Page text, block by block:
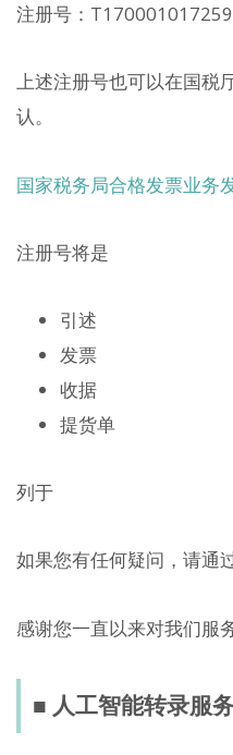
注册号：T170001017259
上述注册号也可以在国税
认。
国家税务局合格发票业务
注册号将是
引述
发票
收据
提货单
列于
如果您有任何疑问，请通
感谢您一直以来对我们服
■ 人工智能转录服